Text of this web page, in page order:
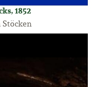
1852
Stöcken